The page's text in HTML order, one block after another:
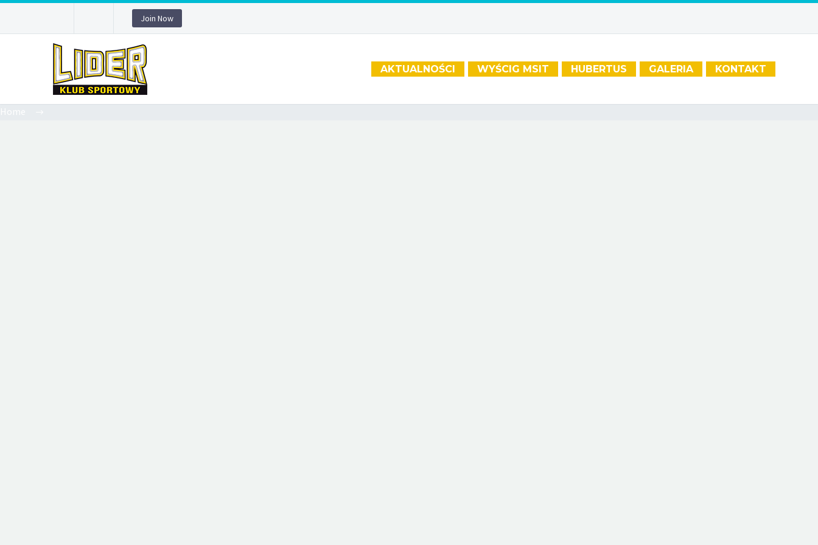
Join Now
AKTUALNOŚCI WYŚCIG MSIT HUBERTUS GALERIA KONTAKT